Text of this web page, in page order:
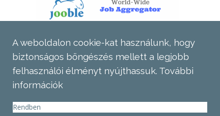
A weboldalon cookie-kat használunk, hogy
biztonságos böngészés mellett a legjobb
felhasználói élményt nyújthassuk. További
információk
Rendben